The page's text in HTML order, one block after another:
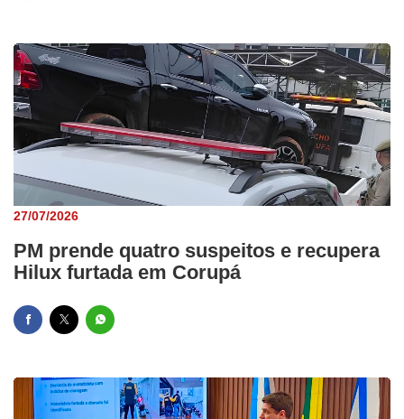
27/07/2026
PM prende quatro suspeitos e recupera
Hilux furtada em Corupá